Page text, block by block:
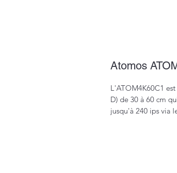
Atomos
L'ATOM4K60C1
D) de 30 à 60 cm
jusqu'à 240 ips via